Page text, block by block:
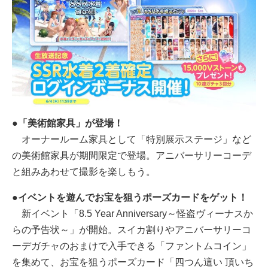
●「美術館家具」が登場！
オーナールーム家具として「特別展示ステージ」など
の美術館家具が期間限定で登場。アニバーサリーコーデ
と組みあわせて撮影を楽しもう。
●イベントを遊んでお宝を狙うポーズカードをゲット！
新イベント「8.5 Year Anniversary～怪盗ヴィーナスか
らの予告状～」が開始。スイカ割りやアニバーサリーコ
ーデガチャのおまけで入手できる「ファントムコイン」
を集めて、お宝を狙うポーズカード「四つん這い 頂いち